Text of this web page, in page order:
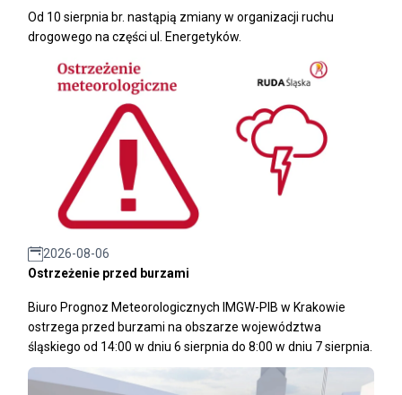
Od 10 sierpnia br. nastąpią zmiany w organizacji ruchu
drogowego na części ul. Energetyków.
2026-08-06
Ostrzeżenie przed burzami
Biuro Prognoz Meteorologicznych IMGW-PIB w Krakowie
ostrzega przed burzami na obszarze województwa
śląskiego od 14:00 w dniu 6 sierpnia do 8:00 w dniu 7 sierpnia.